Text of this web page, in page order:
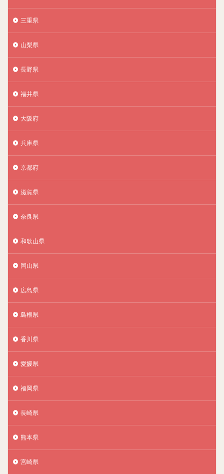
三重県
山梨県
長野県
福井県
大阪府
兵庫県
京都府
滋賀県
奈良県
和歌山県
岡山県
広島県
島根県
香川県
愛媛県
福岡県
長崎県
熊本県
宮崎県